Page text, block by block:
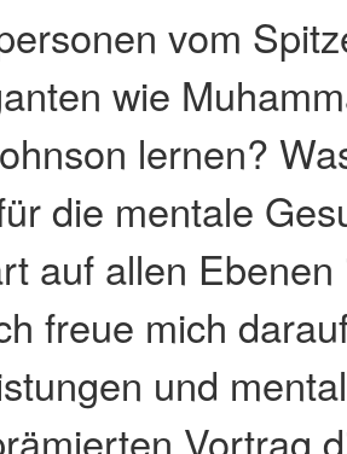
vom
wie
lernen?
die mentale
auf allen Ebenen
freue mich
und
Vortrag